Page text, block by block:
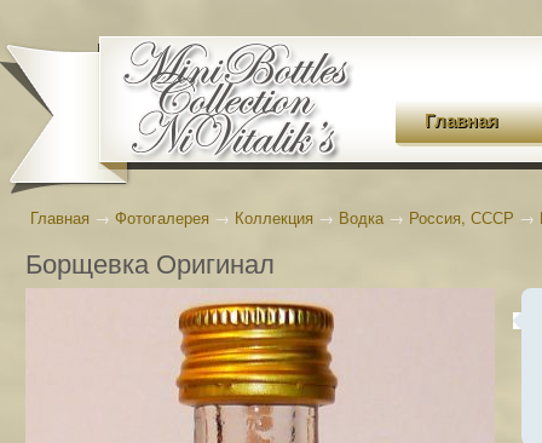
Главная
Главная → Фотогалерея → Коллекция → Водка→ Россия, СССР →
Борщевка Оригинал